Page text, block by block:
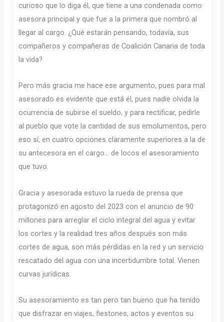
curioso que lo diga él, que tiene a una condenada como
asesora principal y que fue a la primera que nombró al
llegar al cargo. ¿Qué estarán pensando, todavía, sus
compañeros y compañeras de Coalición Canaria de toda
la vida?
Pero más gracia me hace ese argumento, pues para mal
asesorado es evidente que está él, pues nadie olvida la
ocurrencia de subirse el sueldo, y para rectificar, pedirle
al pueblo que vote la cantidad de sus emolumentos, pero
eso sí, en cuatro opciones claramente superiores a la de
su antecesora en el cargo… de locos el asesoramiento
que tuvo.
Gracia y asesorada estuvo la rueda de prensa que
protagonizó en agosto del 2023 con el anuncio de 90
millones para arreglar el ciclo integral del agua y evitar
los cortes y la realidad tres años después son más
cortes de agua, son más pérdidas en la red y un servicio
rescatado del agua con una incertidumbre total. Vienen
curvas jurídicas.
Su asesoramiento es tan pero tan bueno que ha tenido
que disfrazar en viajes, fiestones, actos y eventos su